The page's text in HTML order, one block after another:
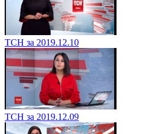
ТСН за 2019.12.10
ТСН за 2019.12.09